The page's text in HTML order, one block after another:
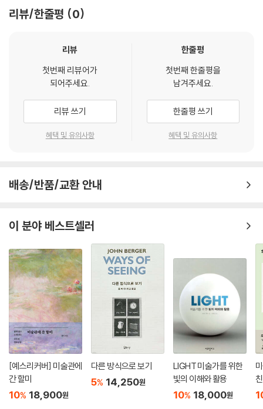
4. 이해하기 쉽게 글 흘리기
4-1 다시 가독성 생각하기
판독성과 가독성
4-2 내용의 위계 표현하기
유사성의 원리
여백을 이용한 구분
강조 표현의 목적과 방법
연속성의 원리
5. 눈으로 보고 다듬기
5-1 시각보정 이해하기
시각보정의 개념
시각보정 훈련
글자사이 보정
글줄머리와 글줄 끝 정리
세로짜기와 시각보정
세로짜기의 유의점
섞어짜기와 시각보정
본격적으로 글을 흘리는 과정을 배운다. 한 면에 넣을 글자 수를 정하고, 글
좋은 상태를 구현하는 일이다. 글을 읽어 보며 차이를 느끼고 읽기 좋은 설
4장 이해하기 쉽게 글 흘리기
타이포그래피란 읽기 효율이 좋도록 활자를 배열하는 기술을 말한다. 그만
큼 가독성과 판독성을 확보하는 일이 기본이다. 글에 담긴 정보의 위계를
구별하고 글자 영역의 흐름을 명확하게 제시해주어야 독자가 혼동하지 않
디자인에서는 시각적 판단으로 미세한 차이를 다듬어 착시를 바로잡는다.
의 형태를 결정짓는 요소를 정교하게 살펴 마무리한다.
리뷰/한줄평 0
리뷰
첫번째 리뷰어가
되어주세요.
리뷰 쓰기
혜택 및 유의사항
한줄평
첫번째 한줄평을
남겨주세요.
한줄평 쓰기
혜택 및 유의사항
배송/반품/교환 안내
이 분야 베스트셀러
[예스리커버] 미술관에
간 할미
10% 18,900원
다른 방식으로 보기
5% 14,250원
LIGHT 미술가를 위한
빛의 이해와 활용
10% 18,000원